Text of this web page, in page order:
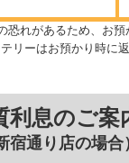
恐れがあるため、お
リーはお預かり時に返
利息のご案
宿通り店の場合